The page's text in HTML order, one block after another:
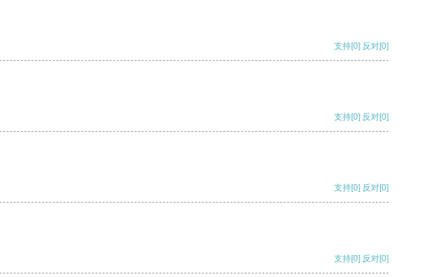
支持[0] 反对[0]
支持[0] 反对[0]
支持[0] 反对[0]
支持[0] 反对[0]